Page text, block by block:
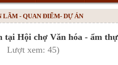
LÃM - QUAN ĐIỂM- DỰ ÁN
tại Hội chợ Văn hóa - ẩm
Lượt xem: 45)